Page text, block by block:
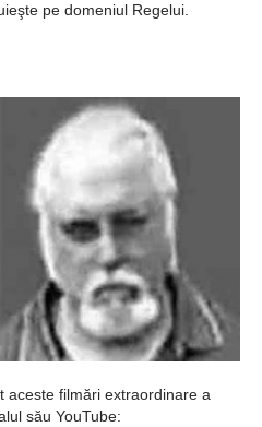
pe domeniul Regelui.
aceste filmări extraordinare a
său YouTube: